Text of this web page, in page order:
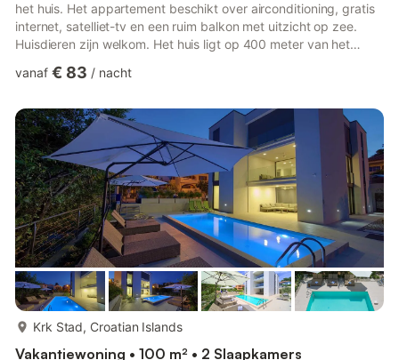
het huis. Het appartement beschikt over airconditioning, gratis
internet, satelliet-tv en een ruim balkon met uitzicht op zee.
Huisdieren zijn welkom. Het huis ligt op 400 meter van het
parkeerplaats voor het gebouw. Selce ligt in een pittoreske baai
de Adriatische kust. Dit kuuroord aan zee, eens een dorp van
vissers en steenhouwers, is vandaag de d...
vanaf € 83 / nacht
Krk Stad, Croatian Islands
Vakantiewoning • 100 m² • 2 Slaapkamers